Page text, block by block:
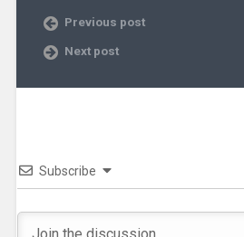
Previous post
Next post
Subscribe